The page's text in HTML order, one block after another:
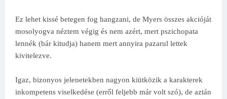
Ez lehet kissé betegen fog hangzani, de Myers összes akcióját
mosolyogva néztem végig és nem azért, mert pszichopata
lennék (bár kitudja) hanem mert annyira pazarul lettek
kivitelezve.
Igaz, bizonyos jelenetekben nagyon kiütközik a karakterek
inkompetens viselkedése (erről feljebb már volt szó), de aztán